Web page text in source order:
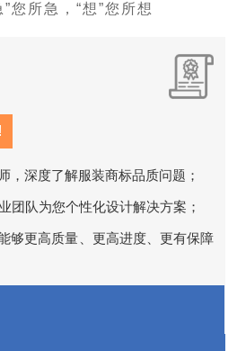
所急，“想”您所想
，深度了解服装商标品质问题；
团队为您个性化设计解决方案；
够更高质量、更高进度、更有保障